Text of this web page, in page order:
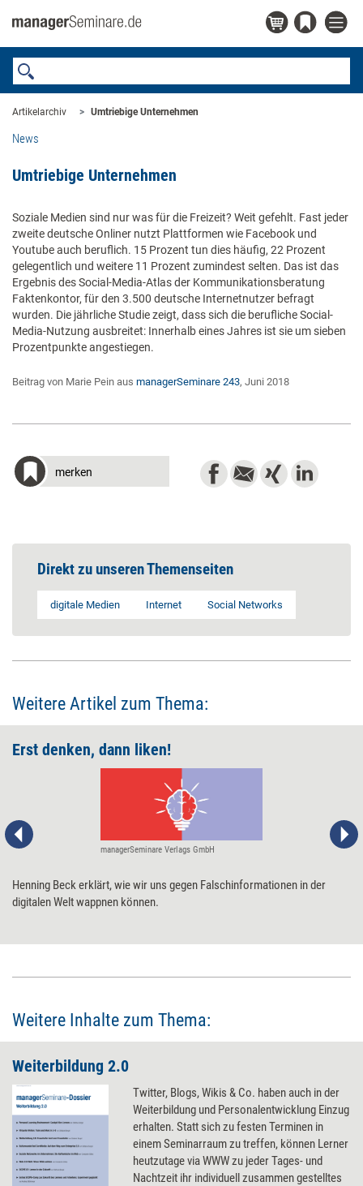
Artikelarchiv Umtriebige Unternehmen
News
Umtriebige Unternehmen
Soziale Medien sind nur was für die Freizeit? Weit gefehlt. Fast jeder
zweite deutsche Onliner nutzt Plattformen wie Facebook und
Youtube auch beruflich. 15 Prozent tun dies häufig, 22 Prozent
gelegentlich und weitere 11 Prozent zumindest selten. Das ist das
Ergebnis des Social-Media-Atlas der Kommunikationsberatung
Faktenkontor, für den 3.500 deutsche Internetnutzer befragt
wurden. Die jährliche Studie zeigt, dass sich die berufliche Social-
Media-Nutzung ausbreitet: Innerhalb eines Jahres ist sie um sieben
Prozentpunkte angestiegen.
Beitrag von Marie Pein aus managerSeminare 243, Juni 2018
merken
Direkt zu unseren Themenseiten
digitale Medien Internet Social Networks
Weitere Artikel zum Thema:
Erst denken, dann liken!
managerSeminare Verlags GmbH
​Henning Beck erklärt, wie wir uns gegen Falschinformationen in der
digitalen Welt wappnen können. ​
Weitere Inhalte zum Thema:
Weiterbildung 2.0
Twitter, Blogs, Wikis & Co. haben auch in der
Weiterbildung und Personalentwicklung Einzug
erhalten. Statt sich zu festen Terminen in
einem Seminarraum zu treffen, können Lerner
heutzutage via WWW zu jeder Tages- und
Nachtzeit ihr individuell zusammen gestelltes